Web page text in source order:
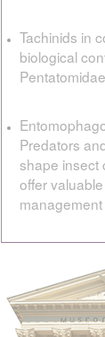
Tachinids in
biological
Pentatomidae
Predators
shape insect
offer
management